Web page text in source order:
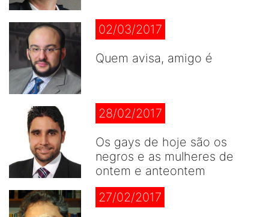
02/03/2017
Quem avisa, amigo é
28/02/2017
Os gays de hoje são os
negros e as mulheres de
ontem e anteontem
27/02/2017